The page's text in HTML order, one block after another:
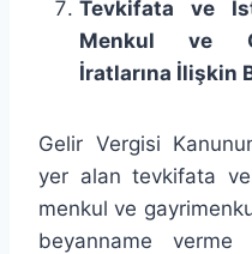
Tevkifata ve
Menkul ve
İratlarına İlişkin
Gelir Vergisi
yer alan tevkifata
menkul ve
beyanname verme